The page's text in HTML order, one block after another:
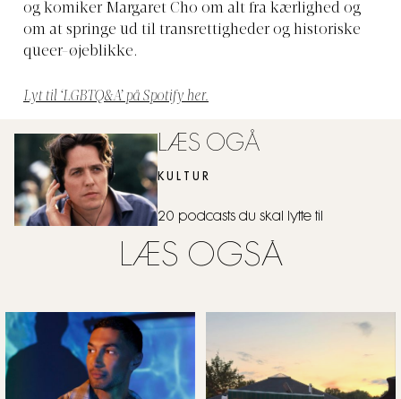
og komiker Margaret Cho om alt fra kærlighed og
om at springe ud til transrettigheder og historiske
queer-øjeblikke.
Lyt til ‘LGBTQ&A’ på Spotify her.
LÆS OGÅ
KULTUR
20 podcasts du skal lytte til
LÆS OGSÅ